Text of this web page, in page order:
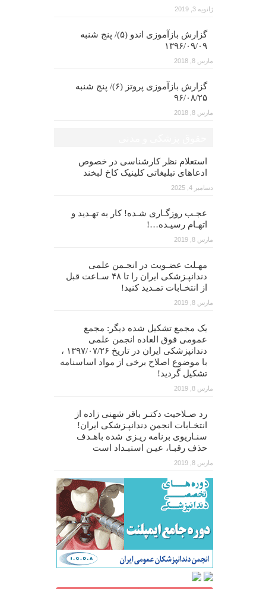
ژانویه 3, 2019
گزارش بازآموزی اندو (۵)/ پنج شنبه
۱۳۹۶/۰۹/۰۹
مارس 8, 2018
گزارش بازآموزی پروتز (۶)/ پنج شنبه
۹۶/۰۸/۲۵
مارس 8, 2018
استعلام نظر کارشناسی در خصوص
ادعاهای تبلیغاتی کلینیک کاخ لبخند
دسامبر 4, 2025
عجـب روزگـاری شـده! کار به تهـدید و
اتهـام رسیـده…!
مارس 8, 2019
مهـلت عضـویت در انجـمن علمی
دندانپـزشکی ایران را تا ۴۸ سـاعت قبل
از انتخـابات تمـدید کنید!
مارس 8, 2019
یک مجمع تشکیل شده دیگر: مجمع
عمومی فوق العاده انجمن علمی
دندانپزشکی ایران در تاریخ ۱۳۹۷/۰۷/۲۶ ،
با موضوع اصلاح برخی از مواد اساسنامه
تشکیل گردید!
مارس 8, 2019
رد صـلاحیت دکتـر باقر شهنی زاده از
انتخـابات انجمن دندانپـزشکی ایران!
سنـاریوی برنامه ریـزی شده باهـدف
حذف رقبـا، عیـن استبـداد است
مارس 8, 2019